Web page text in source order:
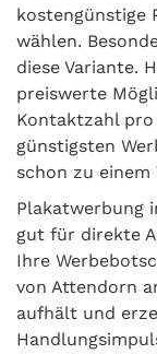
kostengünstige
wählen.
diese Variante.
preiswerte
Kontaktzahl
günstigsten
schon zu einem
Plakatwerbung
gut für direkte
Ihre
von Attendorn
aufhält und